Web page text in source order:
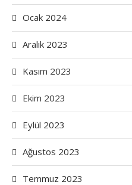
Ocak 2024
Aralık 2023
Kasım 2023
Ekim 2023
Eylül 2023
Ağustos 2023
Temmuz 2023